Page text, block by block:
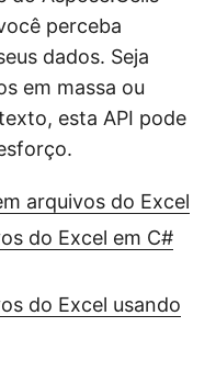
perceba
dados. Seja
em massa ou
esta API pode
arquivos do Excel
do Excel em C#
do Excel usando